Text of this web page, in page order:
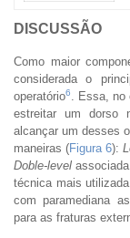
DISCUSSÃO
Como maior
considerada o
operatório6
. Essa,
estreitar um dorso
alcançar um desses
maneiras (Figura 6):
Doble-level
técnica mais
com paramediana
para as fraturas